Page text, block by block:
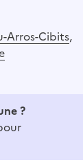
Arros-Cibits,
?